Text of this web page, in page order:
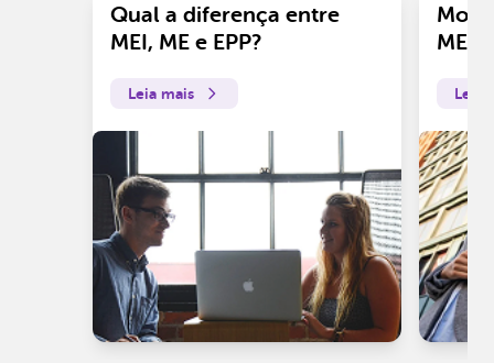
Qual a diferença entre
MEI, ME e EPP?
Leia mais
ME?
Leia